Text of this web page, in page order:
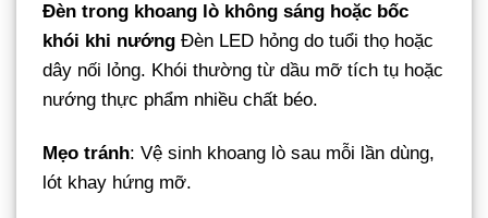
Đèn trong khoang lò không sáng hoặc bốc
khói khi nướng Đèn LED hỏng do tuổi thọ hoặc
dây nối lỏng. Khói thường từ dầu mỡ tích tụ hoặc
nướng thực phẩm nhiều chất béo.
Mẹo tránh: Vệ sinh khoang lò sau mỗi lần dùng,
lót khay hứng mỡ.